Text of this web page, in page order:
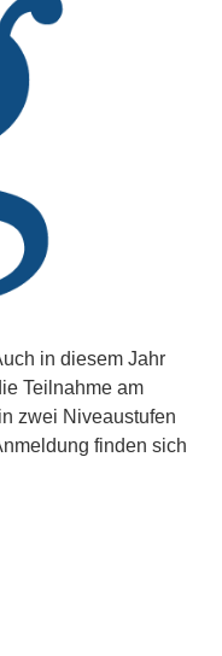
in diesem Jahr
Teilnahme am
zwei Niveaustufen
finden sich